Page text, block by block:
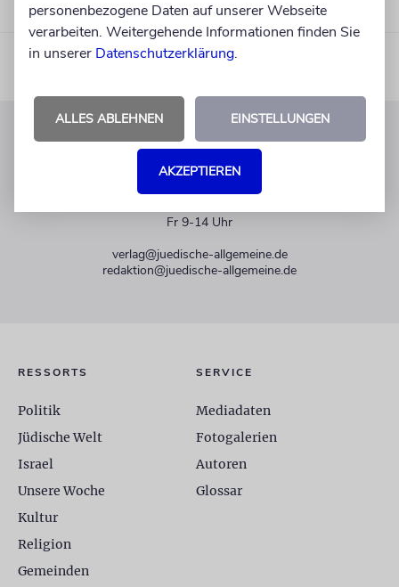
KUNDENSERVICE
Fr 9-14 Uhr
verlag@juedische-allgemeine.de
redaktion@juedische-allgemeine.de
RESSORTS
Politik
Jüdische Welt
Israel
Unsere Woche
Kultur
Religion
Gemeinden
SERVICE
Mediadaten
Fotogalerien
Autoren
Glossar
personenbezogene Daten auf unserer Webseite
verarbeiten. Weitergehende Informationen finden Sie
in unserer Datenschutzerklärung.
ALLES ABLEHNEN EINSTELLUNGEN
AKZEPTIEREN